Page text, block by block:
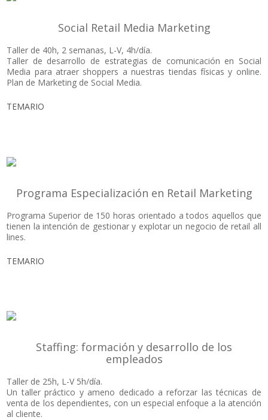
Social Retail Media Marketing
Taller de 40h, 2 semanas, L-V, 4h/día.
Taller de desarrollo de estrategias de comunicación en Social
Media para atraer shoppers a nuestras tiendas físicas y online.
Plan de Marketing de Social Media.
TEMARIO
Programa Especialización en Retail Marketing
Programa Superior de 150 horas orientado a todos aquellos que
tienen la intención de gestionar y explotar un negocio de retail all
lines.
TEMARIO
Staffing: formación y desarrollo de los
empleados
Taller de 25h, L-V 5h/día.
Un taller práctico y ameno dedicado a reforzar las técnicas de
venta de los dependientes, con un especial enfoque a la atención
al cliente.